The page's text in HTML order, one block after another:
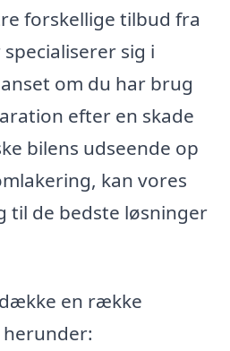
forskellige tilbud fra
sig i
om du har brug
efter en skade
bilens udseende op
kan vores
til de bedste løsninger
en række